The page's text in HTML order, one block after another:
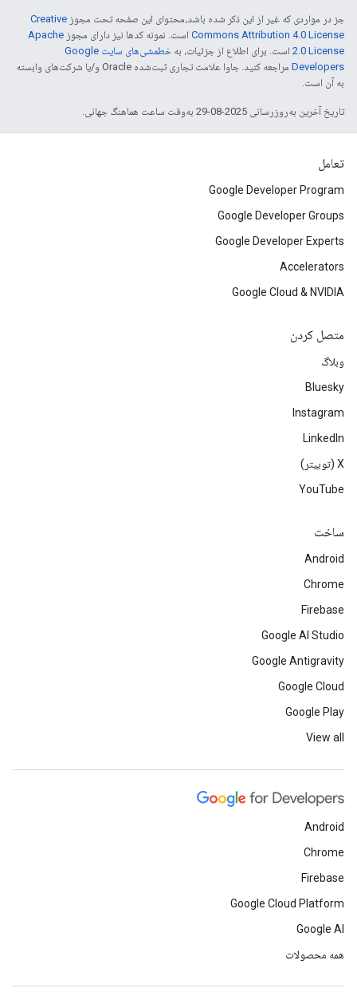
جز در مواردی که غیر از این ذکر شده باشد،‌محتوای این صفحه تحت مجوز Creative
Commons Attribution 4.0 License است. نمونه کدها نیز دارای مجوز Apache
2.0 License است. برای اطلاع از جزئیات، به
خطمشی‌های سایت Google
Developers‏
مراجعه کنید. جاوا علامت تجاری ثبت‌شده Oracle و/یا شرکت‌های وابسته
به آن است.
تاریخ آخرین به‌روزرسانی 2025-08-29 به‌وقت ساعت هماهنگ جهانی.
تعامل
Google Developer Program
Google Developer Groups
Google Developer Experts
Accelerators
Google Cloud & NVIDIA
متصل کردن
وبلاگ
Bluesky
Instagram
LinkedIn
‫X (توییتر)
YouTube
ساخت
Android
Chrome
Firebase
Google AI Studio
Google Antigravity
Google Cloud
Google Play
View all
Android
Chrome
Firebase
Google Cloud Platform
Google AI
همه محصولات